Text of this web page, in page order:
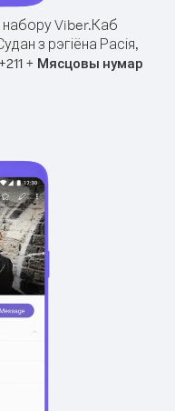
Viber.Каб
з рэгіёна Расія,
+211+ Мясцовы нумар